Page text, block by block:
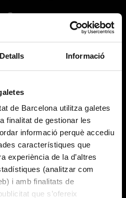
Detalls Informació
de Barcelona utilitza galetes
finalitat de gestionar les
informació perquè accediu
característiques que
experiència de la d’altres
(analitzar com
i amb finalitats de
que s’ofereix
again